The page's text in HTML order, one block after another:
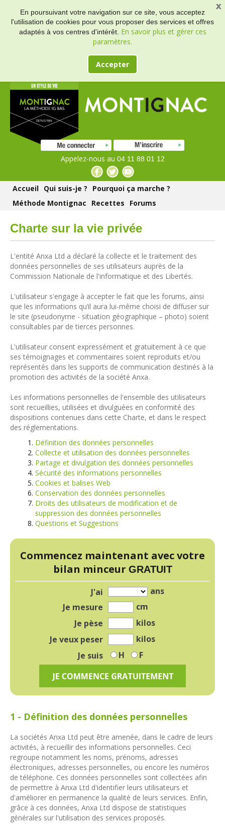
En poursuivant votre navigation sur ce site, vous acceptez
l'utilisation de cookies pour vous proposer des services et offres
adaptés à vos centres d'intérêt. En savoir plus et gérer ces
paramètres.
Accepter
Appelez-nous au 04 11 88 01 12
Accueil Qui suis-je ?
Pourquoi ça marche ?
Méthode Montignac
Recettes Forums
Charte sur la vie privée
L'entité Anxa Ltd a déclaré la collecte et le traitement des
données personnelles de ses utilisateurs auprès de la
Commission Nationale de l'informatique et des Libertés.
L'utilisateur s'engage à accepter le fait que les forums, ainsi
que les informations qu’il aura lui-même choisi de diffuser sur
le site (pseudonyme - situation géographique – photo) soient
consultables par de tierces personnes.
L'utilisateur consent expressément et gratuitement à ce que
ses témoignages et commentaires soient reproduits et/ou
représentés dans les supports de communication destinés à la
promotion des activités de la société Anxa.
Les informations personnelles de l'ensemble des utilisateurs
sont recueillies, utilisées et divulguées en conformité des
dispositions contenues dans cette Charte, et dans le respect
des réglementations.
Définition des données personnelles
Collecte et utilisation des données personnelles
Partage et divulgation des données personnelles
Sécurité des informations personnelles
Cookies et balises Web
Conservation des données personnelles
Droits des utilisateurs de modification et de
suppression des données personnelles
Questions et Suggestions
Commencez maintenant avec votre
bilan minceur GRATUIT
J'ai
ans
Je mesure
cm
Je pèse
kilos
Je veux peser
kilos
Je suis
H F
1 - Définition des données personnelles
La sociétés Anxa Ltd peut être amenée, dans le cadre de leurs
activités, à recueillir des informations personnelles. Ceci
regroupe notamment les noms, prénoms, adresses
électroniques, adresses personnelles, ou encore les numéros
de téléphone. Ces données personnelles sont collectées afin
de permettre à Anxa Ltd d'identifier leurs utilisateurs et
d'améliorer en permanence la qualité de leurs services. Enfin,
grâce à ces données, Anxa Ltd dispose de statistiques
générales sur l'utilisation des services proposés.